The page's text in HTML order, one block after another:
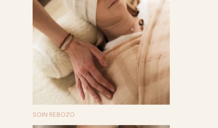
SOIN REBOZO